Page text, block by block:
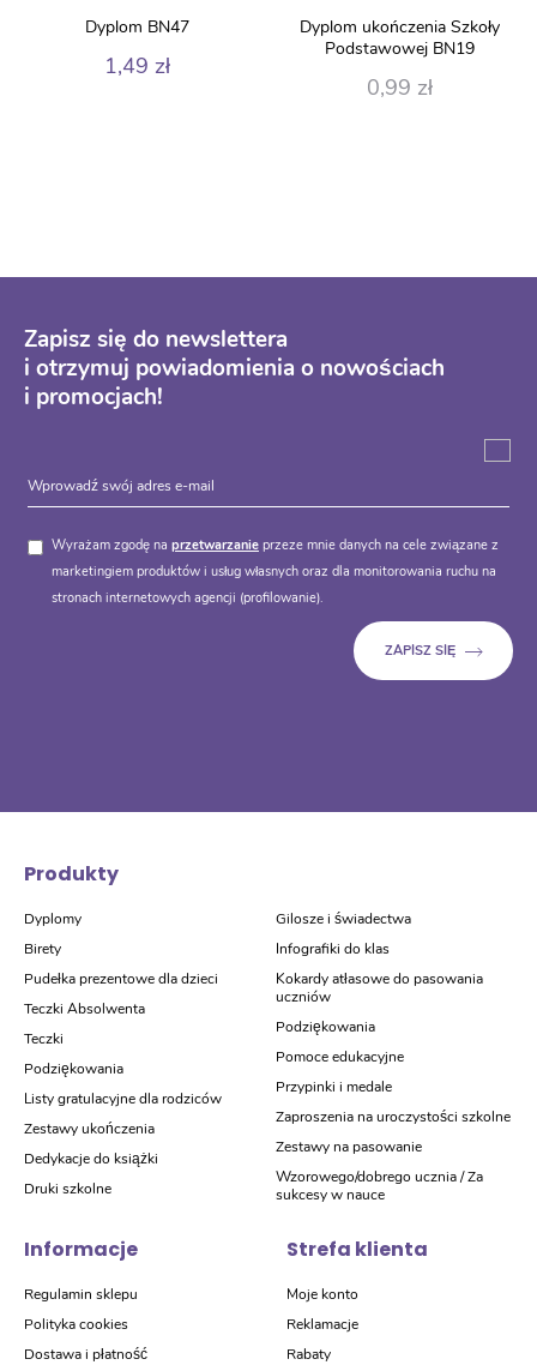
Dyplom BN47
1,49 zł
Dyplom ukończenia Szkoły
Podstawowej BN19
0,99 zł
Zapisz się do newslettera
i otrzymuj powiadomienia o nowościach
i promocjach!
Wyrażam zgodę na przetwarzanie przeze mnie danych na cele związane z
marketingiem produktów i usług własnych oraz dla monitorowania ruchu na
stronach internetowych agencji (profilowanie).
Produkty
Dyplomy
Birety
Pudełka prezentowe dla dzieci
Teczki Absolwenta
Teczki
Podziękowania
Listy gratulacyjne dla rodziców
Zestawy ukończenia
Dedykacje do książki
Druki szkolne
Gilosze i świadectwa
Infografiki do klas
Kokardy atłasowe do pasowania
uczniów
Podziękowania
Pomoce edukacyjne
Przypinki i medale
Zaproszenia na uroczystości szkolne
Zestawy na pasowanie
Wzorowego/dobrego ucznia / Za
sukcesy w nauce
Informacje
Regulamin sklepu
Polityka cookies
Dostawa i płatność
Strefa klienta
Moje konto
Reklamacje
Rabaty